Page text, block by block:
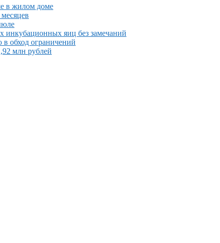
в жилом доме
яиц без замечаний
в обход ограничений
млн рублей